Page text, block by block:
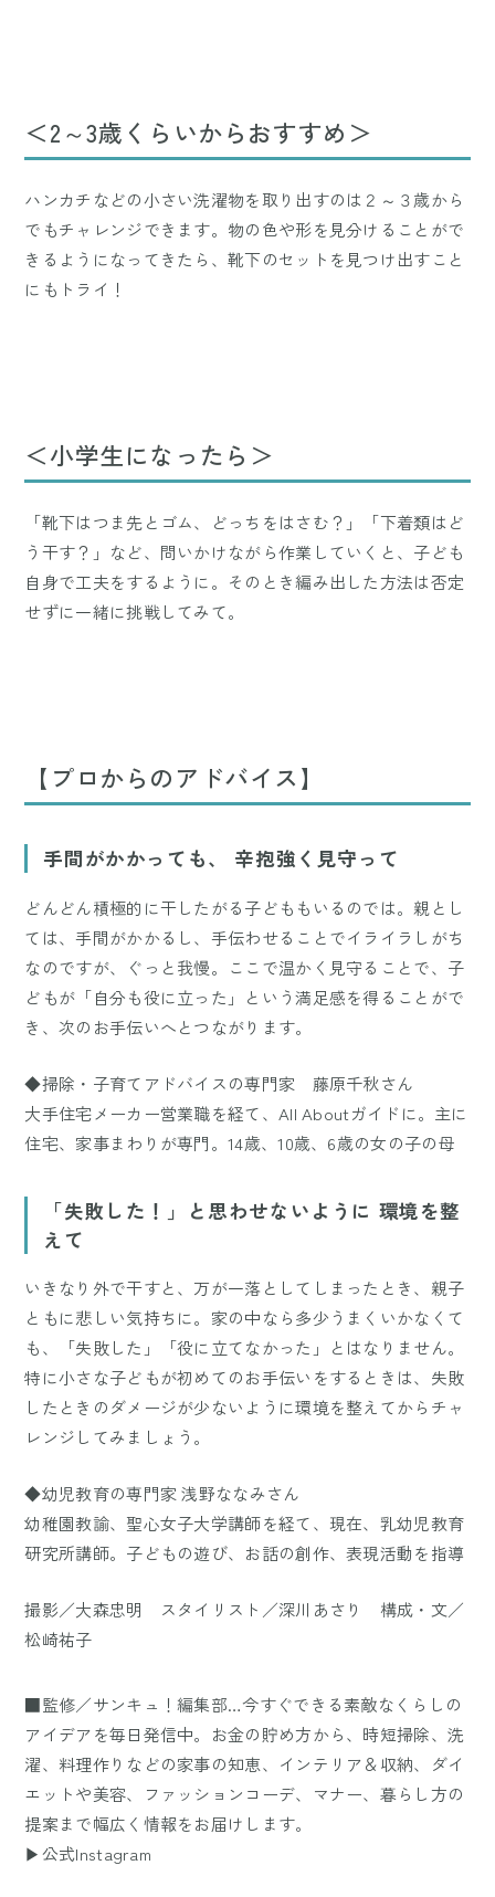
＜2～3歳くらいからおすすめ＞
ハンカチなどの小さい洗濯物を取り出すのは２～３歳から
でもチャレンジできます。物の色や形を見分けることがで
きるようになってきたら、靴下のセットを見つけ出すこと
にもトライ！
＜小学生になったら＞
「靴下はつま先とゴム、どっちをはさむ？」「下着類はど
う干す？」など、問いかけながら作業していくと、子ども
自身で工夫をするように。そのとき編み出した方法は否定
せずに一緒に挑戦してみて。
【プロからのアドバイス】
手間がかかっても、 辛抱強く見守って
どんどん積極的に干したがる子どももいるのでは。親とし
ては、手間がかかるし、手伝わせることでイライラしがち
なのですが、ぐっと我慢。ここで温かく見守ることで、子
どもが「自分も役に立った」という満足感を得ることがで
き、次のお手伝いへとつながります。
◆掃除・子育てアドバイスの専門家 藤原千秋さん
大手住宅メーカー営業職を経て、All Aboutガイドに。主に
住宅、家事まわりが専門。14歳、10歳、6歳の女の子の母
「失敗した！」と思わせないように 環境を整
えて
いきなり外で干すと、万が一落としてしまったとき、親子
ともに悲しい気持ちに。家の中なら多少うまくいかなくて
も、「失敗した」「役に立てなかった」とはなりません。
特に小さな子どもが初めてのお手伝いをするときは、失敗
したときのダメージが少ないように環境を整えてからチャ
レンジしてみましょう。
◆幼児教育の専門家 浅野ななみさん
幼稚園教諭、聖心女子大学講師を経て、現在、乳幼児教育
研究所講師。子どもの遊び、お話の創作、表現活動を指導
撮影／大森忠明 スタイリスト／深川あさり 構成・文／
松崎祐子
■監修／サンキュ！編集部…今すぐできる素敵なくらしの
アイデアを毎日発信中。お金の貯め方から、時短掃除、洗
濯、料理作りなどの家事の知恵、インテリア＆収納、ダイ
エットや美容、ファッションコーデ、マナー、暮らし方の
提案まで幅広く情報をお届けします。
▶公式Instagram